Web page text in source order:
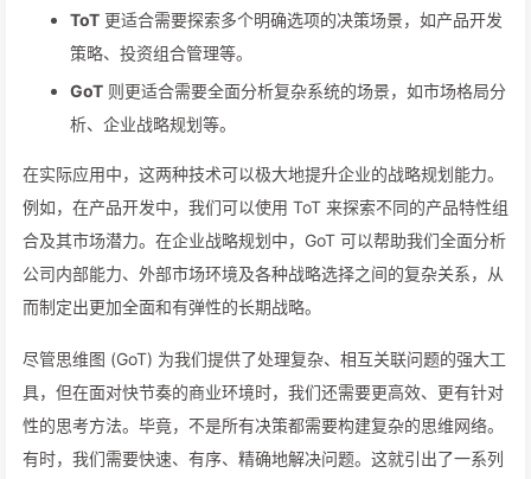
ToT 更适合需要探索多个明确选项的决策场景，如产品开发
策略、投资组合管理等。
GoT 则更适合需要全面分析复杂系统的场景，如市场格局分
析、企业战略规划等。
在实际应用中，这两种技术可以极大地提升企业的战略规划能力。
例如，在产品开发中，我们可以使用 ToT 来探索不同的产品特性组
合及其市场潜力。在企业战略规划中，GoT 可以帮助我们全面分析
公司内部能力、外部市场环境及各种战略选择之间的复杂关系，从
而制定出更加全面和有弹性的长期战略。
尽管思维图 (GoT) 为我们提供了处理复杂、相互关联问题的强大工
具，但在面对快节奏的商业环境时，我们还需要更高效、更有针对
性的思考方法。毕竟，不是所有决策都需要构建复杂的思维网络。
有时，我们需要快速、有序、精确地解决问题。这就引出了一系列